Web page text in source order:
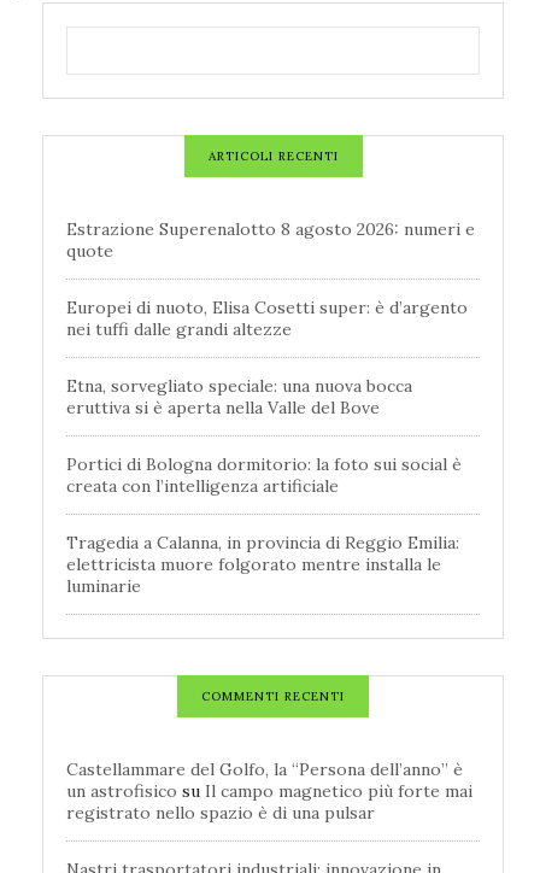
ARTICOLI RECENTI
Estrazione Superenalotto 8 agosto 2026: numeri e
quote
Europei di nuoto, Elisa Cosetti super: è d’argento
nei tuffi dalle grandi altezze
Etna, sorvegliato speciale: una nuova bocca
eruttiva si è aperta nella Valle del Bove
Portici di Bologna dormitorio: la foto sui social è
creata con l’intelligenza artificiale
Tragedia a Calanna, in provincia di Reggio Emilia:
elettricista muore folgorato mentre installa le
luminarie
COMMENTI RECENTI
Castellammare del Golfo, la “Persona dell’anno” è
un astrofisico su Il campo magnetico più forte mai
registrato nello spazio è di una pulsar